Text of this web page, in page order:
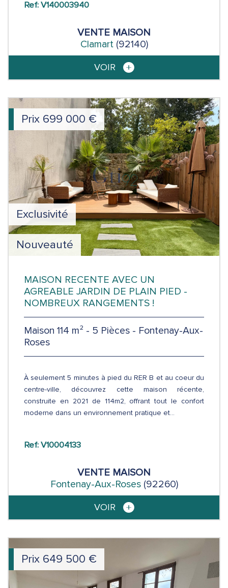
Ref: V140003940
VENTE MAISON
Clamart (92140)
VOIR
Exclusivité
Nouveauté
Prix 699 000 €
MAISON RECENTE AVEC UN
AGREABLE JARDIN DE PLAIN PIED -
NOMBREUX RANGEMENTS !
Maison 114 m² - 5 Pièces - Fontenay-Aux-
Roses
À seulement 5 minutes à pied du RER B et au coeur du
centre-ville, découvrez cette maison récente,
construite en 2021 de 114m2, offrant tout le confort
moderne dans un environnement pratique et...
Ref: V10004133
VENTE MAISON
Fontenay-Aux-Roses (92260)
VOIR
Prix 649 500 €